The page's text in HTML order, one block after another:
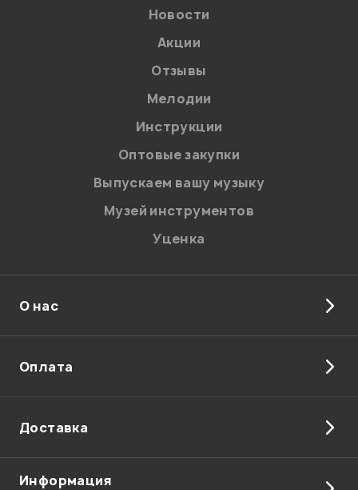
на обработку персональных данных в
Политикой в отношении обработки
персональных данных.
Введите проверочное число:
Отправить
Новости
Акции
Отзывы
Мелодии
Инструкции
Оптовые закупки
Выпускаем вашу музыку
Музей инструментов
Уценка
О нас
Оплата
Доставка
Информация